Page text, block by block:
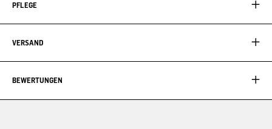
PFLEGE
VERSAND
BEWERTUNGEN